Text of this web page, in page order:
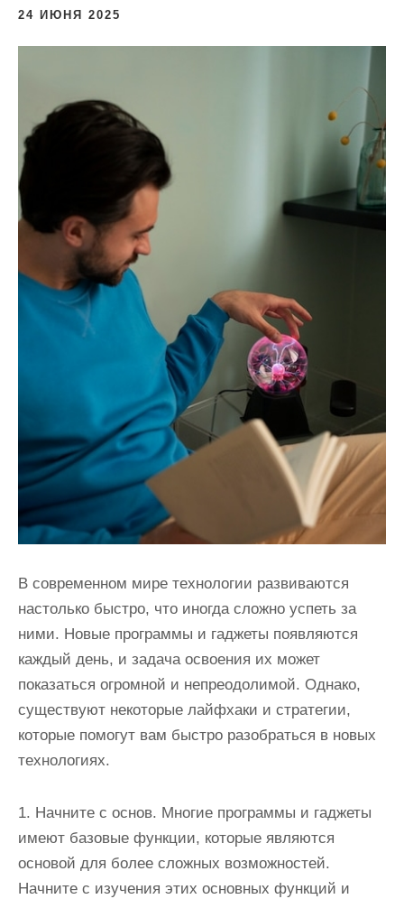
24 ИЮНЯ 2025
В современном мире технологии развиваются
настолько быстро, что иногда сложно успеть за
ними. Новые программы и гаджеты появляются
каждый день, и задача освоения их может
показаться огромной и непреодолимой. Однако,
существуют некоторые лайфхаки и стратегии,
которые помогут вам быстро разобраться в новых
технологиях.
1. Начните с основ. Многие программы и гаджеты
имеют базовые функции, которые являются
основой для более сложных возможностей.
Начните с изучения этих основных функций и